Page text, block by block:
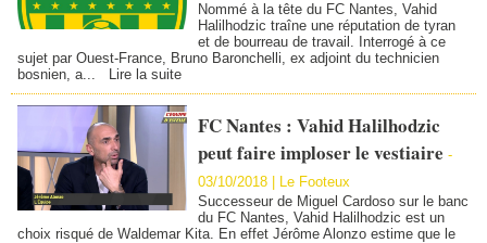
Nommé à la tête du FC Nantes, Vahid
Halilhodzic traîne une réputation de tyran
et de bourreau de travail. Interrogé à ce
sujet par Ouest-France, Bruno Baronchelli, ex adjoint du technicien
bosnien, a...
Lire la suite
FC Nantes : Vahid Halilhodzic
peut faire imploser le vestiaire -
03/10/2018 | Le Footeux
Successeur de Miguel Cardoso sur le banc
du FC Nantes, Vahid Halilhodzic est un
choix risqué de Waldemar Kita. En effet Jérôme Alonzo estime que le